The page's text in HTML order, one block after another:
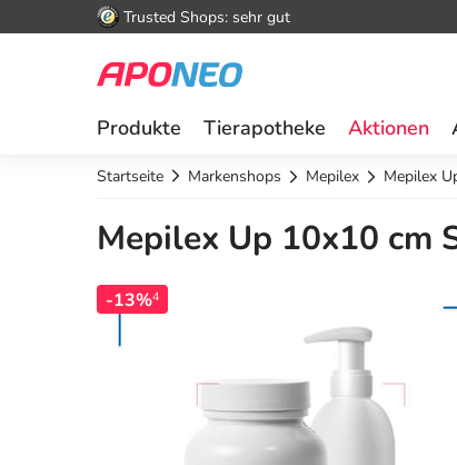
Trusted Shops: sehr gut
Produkte Tierapotheke Aktionen
Startseite Markenshops Mepilex Mepilex
Mepilex Up 10x10 cm
-13%4